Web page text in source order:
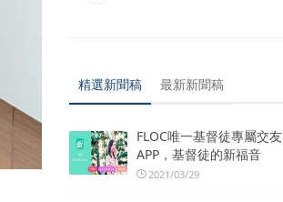
精選新聞稿 最新新聞稿
FLOC唯一基督徒專屬交友
APP，基督徒的新福音
2021/03/29